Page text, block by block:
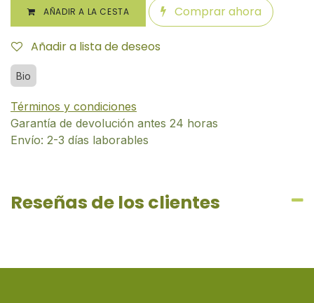
AÑADIR A LA CESTA Comprar ahora
Añadir a lista de deseos
Bio
Términos y condiciones
Garantía de devolución antes 24 horas
Envío: 2-3 días laborables
Reseñas de los clientes